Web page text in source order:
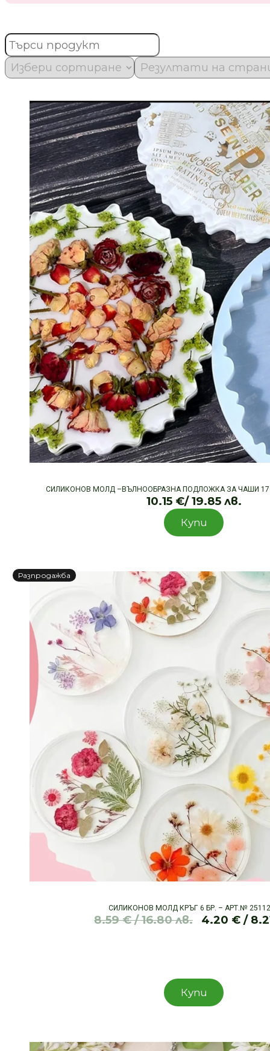
СИЛИКОНОВ МОЛД –ВЪЛНООБРАЗНА ПОДЛОЖКА ЗА ЧАШИ
10.15 €/ 19.85 лв.
Купи
СИЛИКОНОВ МОЛД КРЪГ 6 БР. – АРТ.№
8.59€/ 16.80 лв. Original
16.80 лв..
4.20 €/
Текущата
8.21 лв..
Разпродажба
Купи